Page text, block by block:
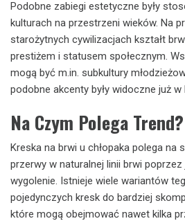
Podobne zabiegi estetyczne były
kulturach na przestrzeni wieków. Na
starożytnych cywilizacjach kształt
prestiżem i statusem społecznym.
mogą być m.in. subkultury
podobne akcenty były widoczne już w
Na Czym Polega Trend?
Kreska na brwi u chłopaka polega na
przerwy w naturalnej linii brwi poprzez
wygolenie. Istnieje wiele wariantów
pojedynczych kresk do bardziej
które mogą obejmować nawet kilka